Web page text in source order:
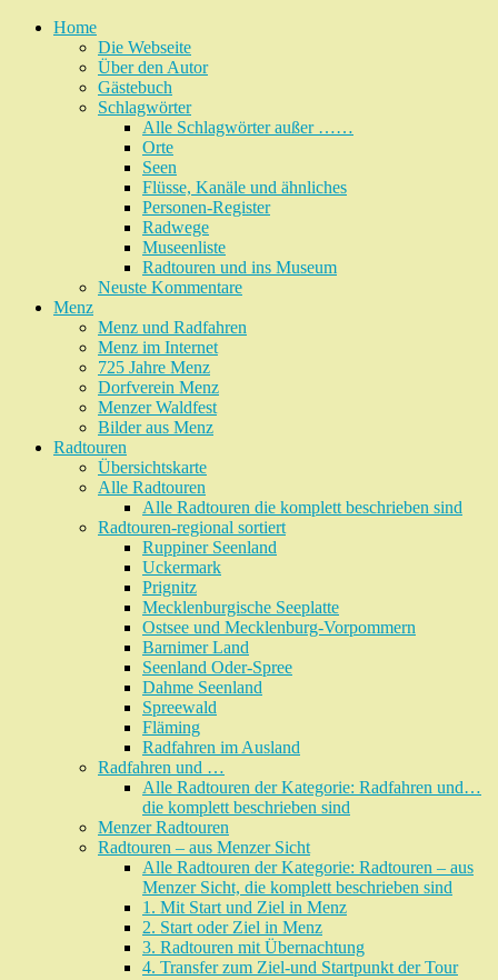
Home
Die Webseite
Über den Autor
Gästebuch
Schlagwörter
Alle Schlagwörter außer ……
Orte
Seen
Flüsse, Kanäle und ähnliches
Personen-Register
Radwege
Museenliste
Radtouren und ins Museum
Neuste Kommentare
Menz
Menz und Radfahren
Menz im Internet
725 Jahre Menz
Dorfverein Menz
Menzer Waldfest
Bilder aus Menz
Radtouren
Übersichtskarte
Alle Radtouren
Alle Radtouren die komplett beschrieben sind
Radtouren-regional sortiert
Ruppiner Seenland
Uckermark
Prignitz
Mecklenburgische Seeplatte
Ostsee und Mecklenburg-Vorpommern
Barnimer Land
Seenland Oder-Spree
Dahme Seenland
Spreewald
Fläming
Radfahren im Ausland
Radfahren und …
Alle Radtouren der Kategorie: Radfahren und…
die komplett beschrieben sind
Menzer Radtouren
Radtouren – aus Menzer Sicht
Alle Radtouren der Kategorie: Radtouren – aus
Menzer Sicht, die komplett beschrieben sind
1. Mit Start und Ziel in Menz
2. Start oder Ziel in Menz
3. Radtouren mit Übernachtung
4. Transfer zum Ziel-und Startpunkt der Tour